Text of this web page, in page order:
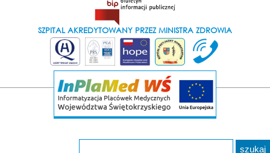
SZPITAL AKREDYTOWANY PRZEZ MINISTRA ZDROWIA